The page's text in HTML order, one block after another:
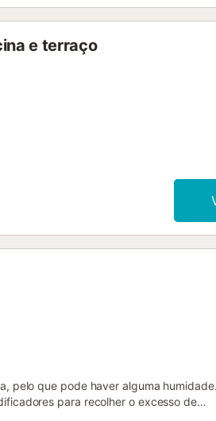
e terraço
pelo que pode haver alguma humidade.
para recolher o excesso de